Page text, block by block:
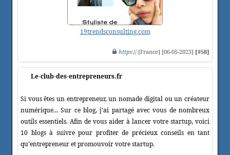
19trendsconsulting.com
https:// [France] [06-05-2023] [#58]
Le-club-des-entrepreneurs.fr
Si vous êtes un entrepreneur, un nomade digital ou un créateur
numérique... Sur ce blog, j'ai partagé avec vous de nombreux
outils essentiels. Afin de vous aider à lancer votre startup, voici
10 blogs à suivre pour profiter de précieux conseils en tant
qu'entrepreneur et promouvoir votre startup.